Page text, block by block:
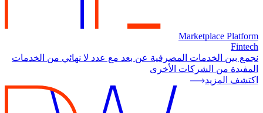
Marketplace Platform
Fintech
نجمع بين الخدمات المصرفية عن بعد مع عدد لا نهائي من الخدمات
المفيدة من الشركات الأخرى
اكتشف المزيد